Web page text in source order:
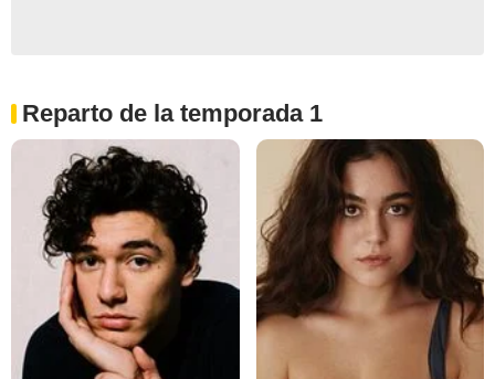
Reparto de la temporada 1